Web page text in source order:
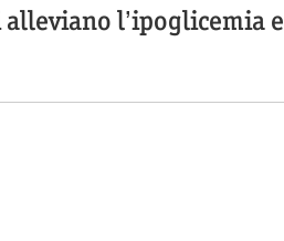
l’ipoglicemia e